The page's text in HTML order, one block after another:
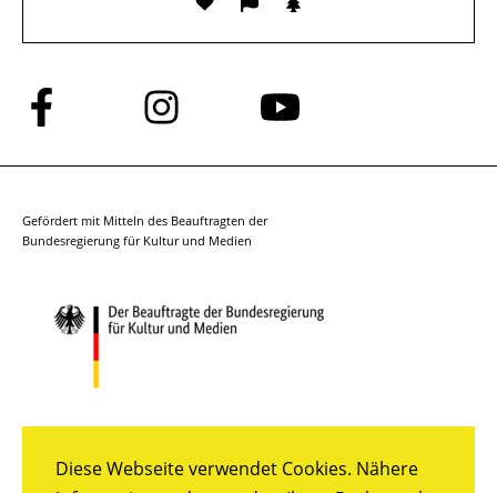
Diese Webseite verwendet Cookies. Nähere
Folge
uns
auf
Folge
uns
auf
Folge
auf
Gefördert mit Mitteln des Beauftragten der
Bundesregierung für Kultur und Medien